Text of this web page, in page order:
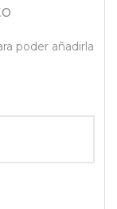
poder añadirla